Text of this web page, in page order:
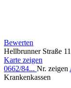
Bewerten
Hellbrunner Straße
Karte zeigen
0662/84... Nr. zeigen
Krankenkassen